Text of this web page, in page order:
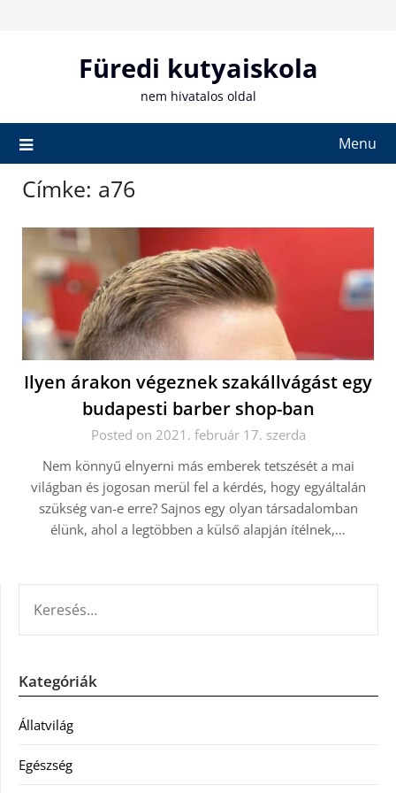
Füredi kutyaiskola
nem hivatalos oldal
Menu
Címke: a76
Ilyen árakon végeznek szakállvágást egy
budapesti barber shop-ban
Posted on 2021. február 17. szerda
Nem könnyű elnyerni más emberek tetszését a mai
világban és jogosan merül fel a kérdés, hogy egyáltalán
szükség van-e erre? Sajnos egy olyan társadalomban
élünk, ahol a legtöbben a külső alapján ítélnek,…
Kategóriák
Állatvilág
Egészség